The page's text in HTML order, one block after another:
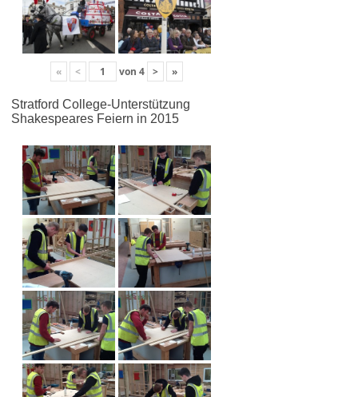
« < von 4 > »
Stratford College-Unterstützung
Shakespeares Feiern in 2015